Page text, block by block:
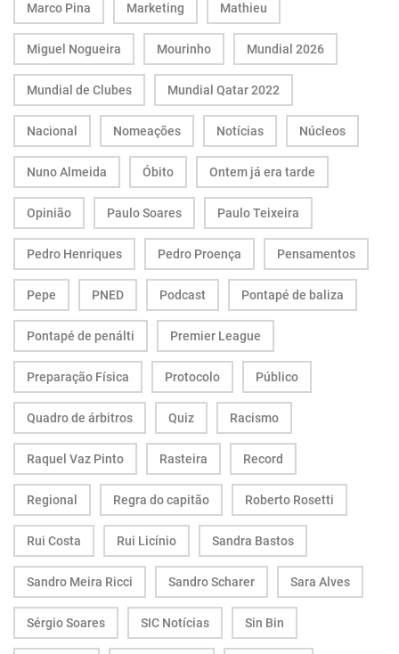
Marco Pina Marketing Mathieu
Miguel Nogueira Mourinho Mundial 2026
Mundial de Clubes Mundial Qatar 2022
Nacional Nomeações Notícias Núcleos
Nuno Almeida Óbito Ontem já era tarde
Opinião Paulo Soares Paulo Teixeira
Pedro Henriques Pedro Proença Pensamentos
Pepe PNED Podcast Pontapé de baliza
Pontapé de penálti Premier League
Preparação Física Protocolo Público
Quadro de árbitros Quiz Racismo
Raquel Vaz Pinto Rasteira Record
Regional Regra do capitão Roberto Rosetti
Rui Costa Rui Licínio Sandra Bastos
Sandro Meira Ricci Sandro Scharer Sara Alves
Sérgio Soares SIC Notícias Sin Bin